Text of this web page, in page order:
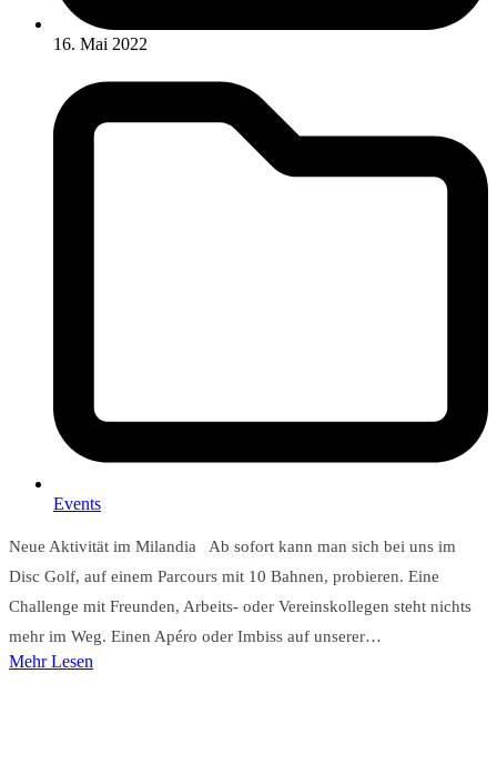
16. Mai 2022
Events
Neue Aktivität im Milandia Ab sofort kann man sich bei uns im
Disc Golf, auf einem Parcours mit 10 Bahnen, probieren. Eine
Challenge mit Freunden, Arbeits- oder Vereinskollegen steht nichts
mehr im Weg. Einen Apéro oder Imbiss auf unserer…
Mehr Lesen